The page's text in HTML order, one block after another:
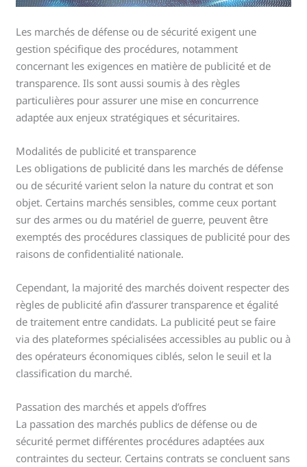
Les marchés de défense ou de sécurité exigent une
gestion spécifique des procédures, notamment
concernant les exigences en matière de publicité et de
transparence. Ils sont aussi soumis à des règles
particulières pour assurer une mise en concurrence
adaptée aux enjeux stratégiques et sécuritaires.
Modalités de publicité et transparence
Les obligations de publicité dans les marchés de défense
ou de sécurité varient selon la nature du contrat et son
objet. Certains marchés sensibles, comme ceux portant
sur des armes ou du matériel de guerre, peuvent être
exemptés des procédures classiques de publicité pour des
raisons de confidentialité nationale.
Cependant, la majorité des marchés doivent respecter des
règles de publicité afin d’assurer transparence et égalité
de traitement entre candidats. La publicité peut se faire
via des plateformes spécialisées accessibles au public ou à
des opérateurs économiques ciblés, selon le seuil et la
classification du marché.
Passation des marchés et appels d’offres
La passation des marchés publics de défense ou de
sécurité permet différentes procédures adaptées aux
contraintes du secteur. Certains contrats se concluent sans